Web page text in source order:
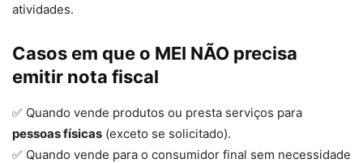
atividades.
Casos em que o MEI NÃO precisa
emitir nota fiscal
✅ Quando vende produtos ou presta serviços para
pessoas físicas (exceto se solicitado).
✅ Quando vende para o consumidor final sem necessidade